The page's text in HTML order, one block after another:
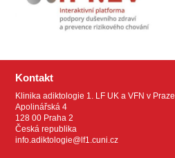
Kontakt
Klinika adiktologie 1. LF UK a VFN v Praze
Apolinářská 4
128 00 Praha 2
Česká republika
info.adiktologie@lf1.cuni.cz